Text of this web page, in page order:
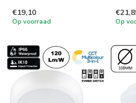
€19,10
Op voorraad Op